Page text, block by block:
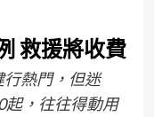
救援將收費
熱門，但迷
起，往往得動用